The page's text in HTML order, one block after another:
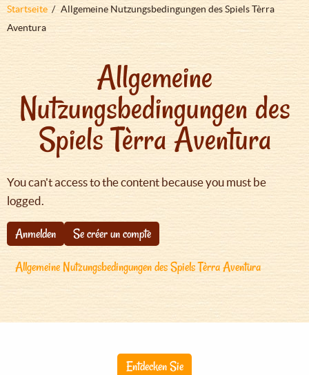
Pfadnavigation
Startseite
Allgemeine Nutzungsbedingungen des Spiels Tèrra
Aventura
Allgemeine
Nutzungsbedingungen des
Spiels Tèrra Aventura
You can't access to the content because you must be
logged.
Anmelden
Se créer un compte
Allgemeine Nutzungsbedingungen des Spiels Tèrra Aventura
Entdecken Sie